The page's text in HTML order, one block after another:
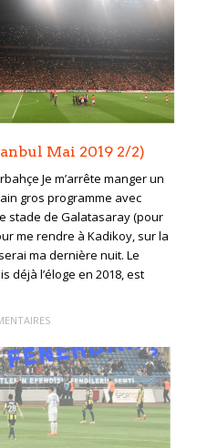
Mai 2019 2/2)
Je m’arrête manger un
gros programme avec
stade de Galatasaray (pour
me rendre à Kadikoy, sur la
ma dernière nuit. Le
déjà l’éloge en 2018, est